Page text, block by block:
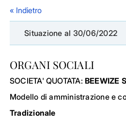
« Indietro
Situazione al 30/06/2022
ORGANI SOCIALI
SOCIETA' QUOTATA: BEEWIZE
Modello di amministrazione e
Tradizionale